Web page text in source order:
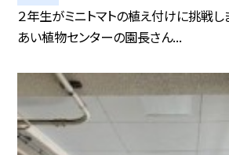
２年生がミニトマトの植え付けに挑戦し
あい植物センターの園長さん...